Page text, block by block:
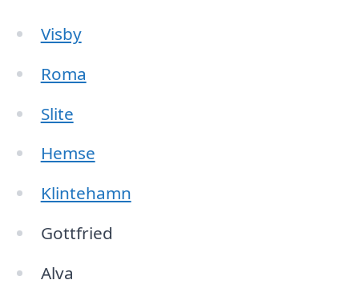
Visby
Roma
Slite
Hemse
Klintehamn
Gottfried
Alva